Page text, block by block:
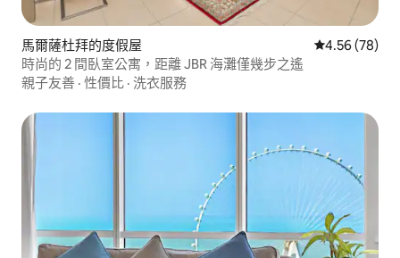
馬爾薩杜拜的度假屋 從 78 則評價
4.56 (78)
時尚的 2 間臥室公寓，距離 JBR 海灘僅幾步之遙
親子友善 · 性價比 · 洗衣服務